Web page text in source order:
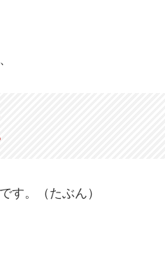
す。（たぶん）